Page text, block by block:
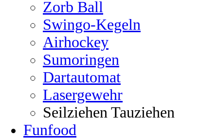
Zorb Ball
Swingo-Kegeln
Airhockey
Sumoringen
Dartautomat
Lasergewehr
Seilziehen Tauziehen
Funfood